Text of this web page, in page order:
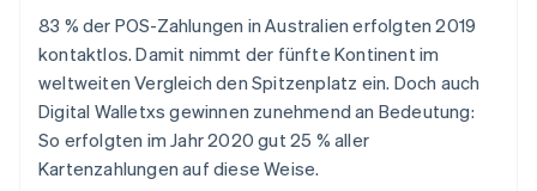
83 % der POS-Zahlungen in Australien erfolgten 2019
kontaktlos. Damit nimmt der fünfte Kontinent im
weltweiten Vergleich den Spitzenplatz ein. Doch auch
Digital Walletxs gewinnen zunehmend an Bedeutung:
So erfolgten im Jahr 2020 gut 25 % aller
Kartenzahlungen auf diese Weise.
Australien
English
Belgien
NederlandsFrançaisDeutschEnglish
Brasilien
Português English
Bulgarien
English